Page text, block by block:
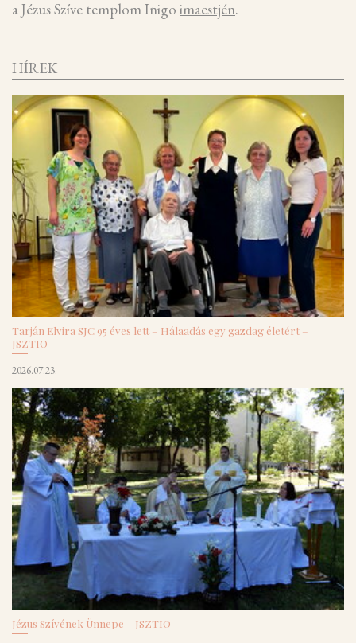
a Jézus Szíve templom Inigo imaestjén.
HÍREK
Tarján Elvira SJC 95 éves lett – Hálaadás egy gazdag életért –
JSZTIO
2026.07.23.
Jézus Szívének Ünnepe – JSZTIO